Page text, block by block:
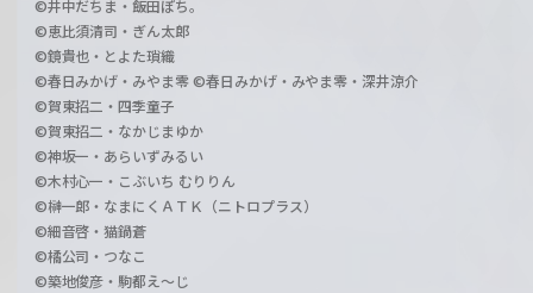
©井中だちま・飯田ぽち。
©恵比須清司・ぎん太郎
©鏡貴也・とよた瑣織
©春日みかげ・みやま零 ©春日みかげ・みやま零・深井涼介
©賀東招二・四季童子
©賀東招二・なかじまゆか
©神坂一・あらいずみるい
©木村心一・こぶいち むりりん
©榊一郎・なまにくＡＴＫ（ニトロプラス）
©細音啓・猫鍋蒼
©橘公司・つなこ
©築地俊彦・駒都え～じ